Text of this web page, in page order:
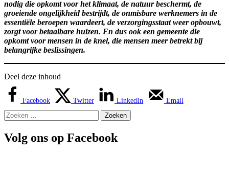
nodig die opkomt voor het klimaat, de natuur beschermt, de
groeiende ongelijkheid bestrijdt, de onmisbare werknemers in de
essentiële beroepen waardeert, de verzorgingsstaat weer opbouwt,
zorgt voor betaalbare huizen. En dus ook een gemeente die
opkomt voor mensen in de knel, die mensen meer betrekt bij
belangrijke beslissingen.
Deel deze inhoud
Facebook Twitter LinkedIn Email
Zoeken
naar:
Volg ons op Facebook